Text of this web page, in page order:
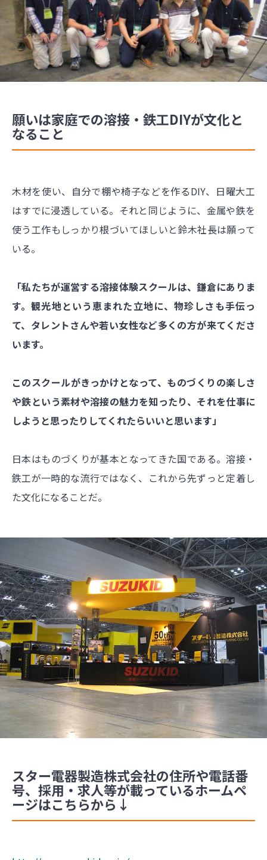
願いは家庭での溶接・鉄工DIYが文化と
なること
木材を使い、自分で棚や椅子などを作るDIY、日曜大工
はすでに浸透している。それと同じように、金属や鉄を
使う工作もしっかり根づいてほしいと鈴木社長は願って
いる。
「私たちが運営する溶接体験スクールは、鎌倉にありま
す。観光地という恵まれた立地に、物珍しさも手伝っ
て、タレントさんや若い女性など多くの方が来てくださ
います。
このスクールがきっかけとなって、ものづくりの楽しさ
や鉄という素材や溶接の魅力を知ったり、それを仕事に
しようと思ったりしてくれたらいいと思います」
日本はものづくりが基本となってきた国である。溶接・
鉄工が一時的な流行ではなく、これから先ずっと定着し
た文化になることだ。
スター電器製造株式会社の住所や電話番
号、採用・求人等が載っているホームペ
ージはこちらから↓